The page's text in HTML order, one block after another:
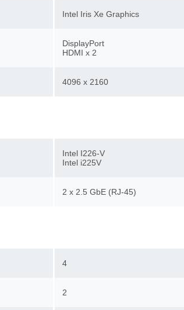
Intel Iris Xe Graphics
DisplayPort
HDMI x 2
4096 x 2160
Intel I226-V
Intel i225V
2 х 2.5 GbE (RJ-45)
4
2